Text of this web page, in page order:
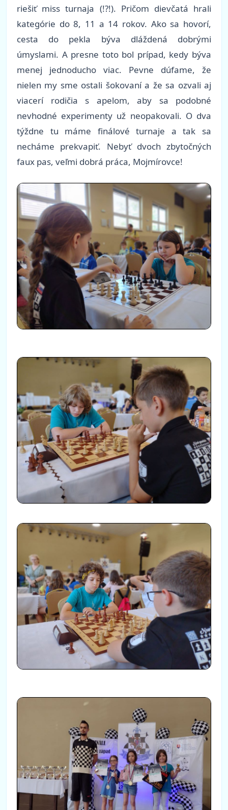
riešiť miss turnaja (!?!). Pričom dievčatá hrali
kategórie do 8, 11 a 14 rokov. Ako sa hovorí,
cesta do pekla býva dláždená dobrými
úmyslami. A presne toto bol prípad, kedy býva
menej jednoducho viac. Pevne dúfame, že
nielen my sme ostali šokovaní a že sa ozvali aj
viacerí rodičia s apelom, aby sa podobné
nevhodné experimenty už neopakovali. O dva
týždne tu máme finálové turnaje a tak sa
necháme prekvapiť. Nebyť dvoch zbytočných
faux pas, veľmi dobrá práca, Mojmírovce!